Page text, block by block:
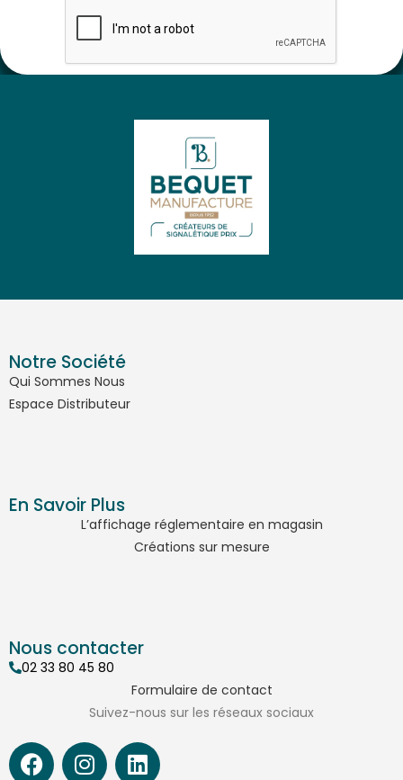
Notre Société
Qui Sommes Nous
Espace Distributeur
En Savoir Plus
L’affichage réglementaire en magasin
Créations sur mesure
Nous contacter
02 33 80 45 80
Formulaire de contact
Suivez-nous sur les réseaux sociaux